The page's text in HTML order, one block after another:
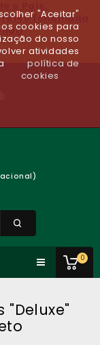
(chamada
0
"Deluxe"
"Aceitar"
cookies para
do nosso
atividades
política de
cookies